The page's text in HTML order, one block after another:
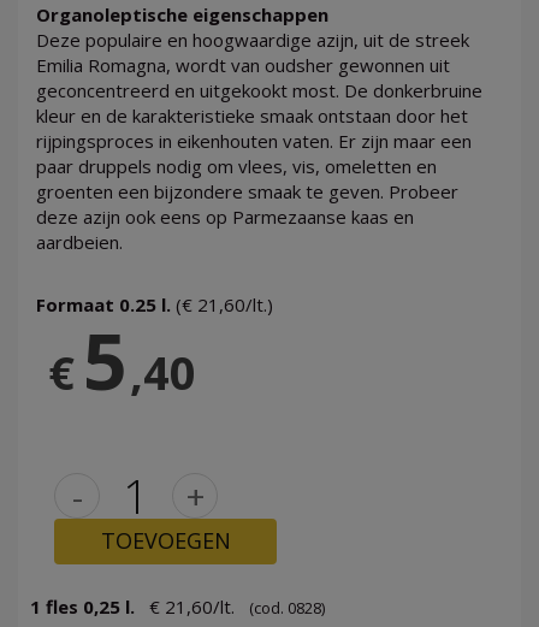
Organoleptische eigenschappen
Deze populaire en hoogwaardige azijn, uit de streek
Emilia Romagna, wordt van oudsher gewonnen uit
geconcentreerd en uitgekookt most. De donkerbruine
kleur en de karakteristieke smaak ontstaan door het
rijpingsproces in eikenhouten vaten. Er zijn maar een
paar druppels nodig om vlees, vis, omeletten en
groenten een bijzondere smaak te geven. Probeer
deze azijn ook eens op Parmezaanse kaas en
aardbeien.
Formaat 0.25 l. (€ 21,60/lt.)
€5,40
- +
TOEVOEGEN
1 fles 0,25 l. € 21,60/lt. (cod. 0828)